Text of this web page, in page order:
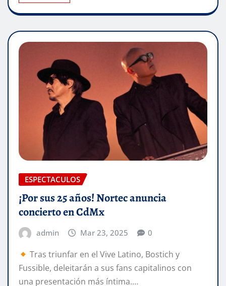
ESPECTACULOS
¡Por sus 25 años! Nortec anuncia
concierto en CdMx
admin Mar 23, 2025 0
Tras triunfar en el Vive Latino, Bostich y
Fussible, deleitarán a sus fans capitalinos con
una presentación más íntima.…